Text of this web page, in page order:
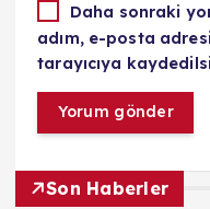
Daha sonraki
adım, e-posta
tarayıcıya
Son Haberler